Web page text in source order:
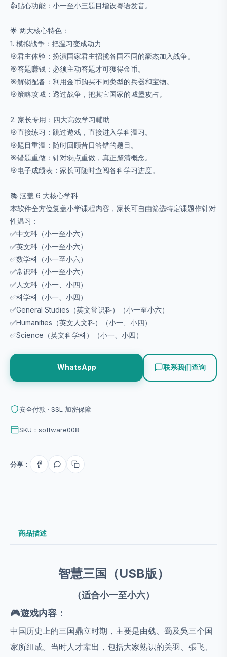
👍贴心功能：小一至小三题目增设粵语发音。
🌟 两大核心特色：
1. 模拟战争：把温习变成动力
🎯君主体验：扮演国家君主招揽各国不同的豪杰加入战争。
🎯答题赚钱：必须主动答题才可獲得金币。
🎯解锁配备：利用金币购买不同类型的兵器和宝物。
🎯策略攻城：透过战争，把其它国家的城堡攻占。
2. 家长专用：四大高效学习輔助
🎯直接练习：跳过遊戏，直接进入学科温习。
🎯题目重温：随时回顾昔日答错的题目。
🎯错题重做：针对弱点重做，真正釐清概念。
🎯电子成绩表：家长可随时查阅各科学习进度。
📚 涵盖 6 大核心学科
本软件全方位复盖小学课程内容，家长可自由筛选特定课题作针对
性温习：
✅中文科（小一至小六）
✅英文科（小一至小六）
✅数学科（小一至小六）
✅常识科（小一至小六）
✅人文科（小一、小四）
✅科学科（小一、小四）
✅General Studies（英文常识科）（小一至小六）
✅Humanities（英文人文科）（小一、小四）
✅Science（英文科学科）（小一、小四）
WhatsApp 联系我们查询
安全付款 · SSL 加密保障
SKU：software008
分享：
商品描述
智慧三国（USB版）
（适合小一至小六）
🎮遊戏内容：
中国历史上的三国鼎立时期，主要是由魏、蜀及吳三个国
家所组成。当时人才辈出，包括大家熟识的关羽、張飞、